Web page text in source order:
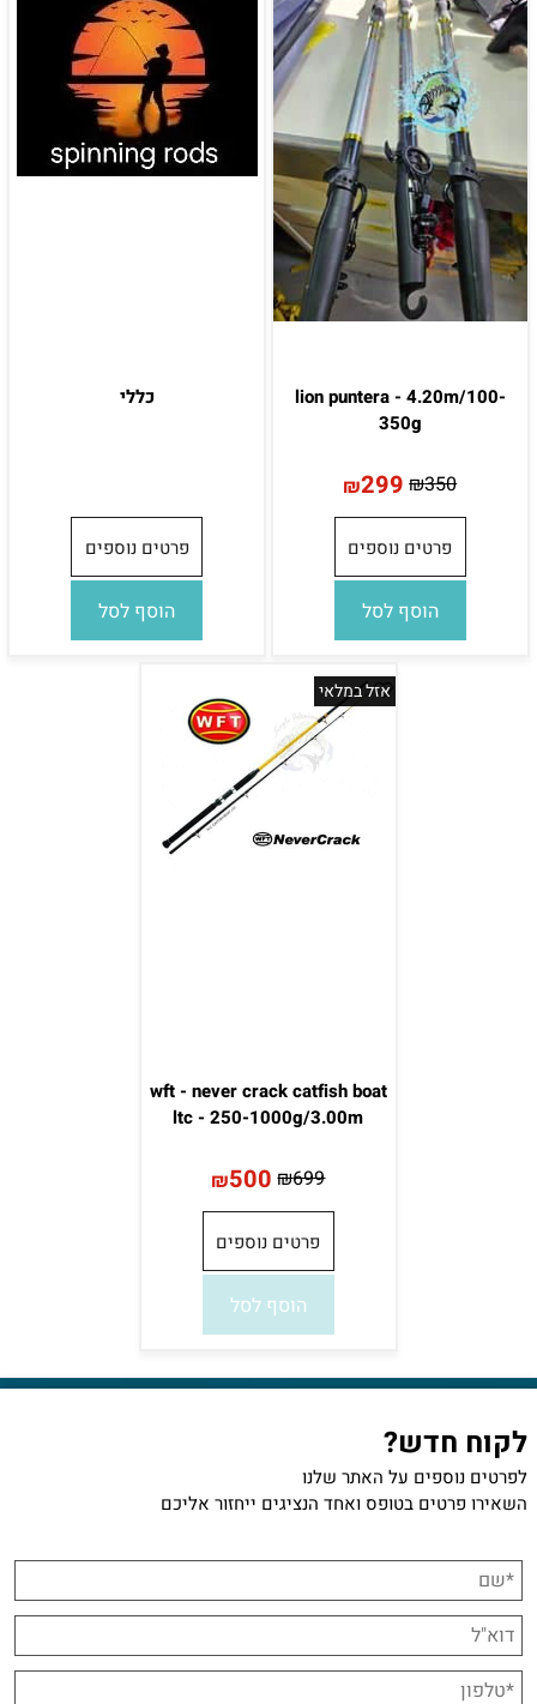
lion puntera - 4.20m/100-
350g
₪350
₪299
פרטים נוספים
הוסף לסל
כללי
פרטים נוספים
הוסף לסל
אזל במלאי
wft - never crack catfish boat
ltc - 250-1000g/3.00m
₪699
₪500
פרטים נוספים
הוסף לסל
לקוח חדש?
לפרטים נוספים על האתר שלנו
השאירו פרטים בטופס ואחד הנציגים ייחזור אליכם